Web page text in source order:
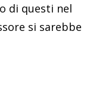
di questi nel
si sarebbe